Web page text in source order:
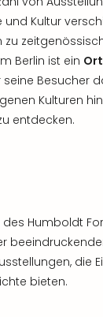
Kultur
zu
Berlin ist ein
seine Besucher
Kulturen
entdecken.
Humboldt
die
bieten.